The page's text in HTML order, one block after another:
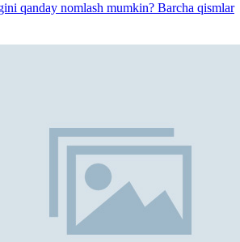
qanday nomlash mumkin? Barcha qismlar